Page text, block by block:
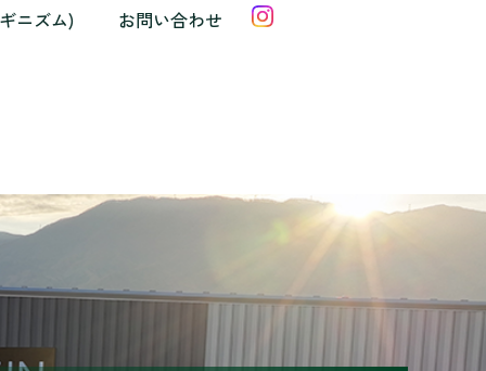
ニズム) お問い合わせ